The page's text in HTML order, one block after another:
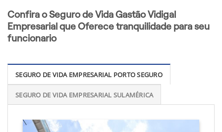
Confira o Seguro de Vida Gastão Vidigal
Empresarial que Oferece tranquilidade para seu
funcionario
SEGURO DE VIDA EMPRESARIAL PORTO SEGURO
SEGURO DE VIDA EMPRESARIAL SULAMÉRICA